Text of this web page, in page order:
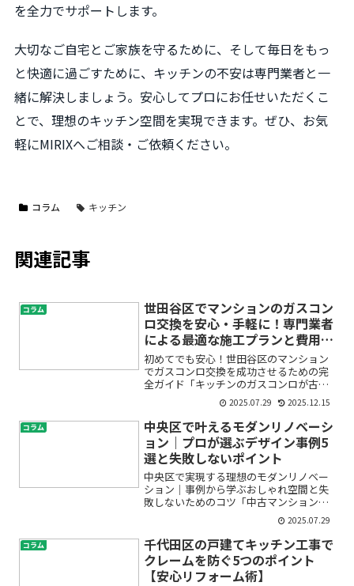
を全力でサポートします。
大切なご自宅とご家族を守るために、そして毎日をもっ
と快適に過ごすために、キッチンの不安は専門業者と一
緒に解決しましょう。安心してプロにお任せいただくこ
とで、理想のキッチン空間を実現できます。ぜひ、お気
軽にMIRIXへご相談・ご依頼ください。
コラム キッチン
関連記事
コラム
世田谷区でマンションのガスコン
ロ交換を安心・手軽に！専門業者
による最適な施工プランと費用相
場を解説
初めてでも安心！世田谷区のマンション
でガスコンロ交換を成功させるための完
全ガイド「キッチンのガスコンロが古く
なってきた」「火の付きが悪い」「最新
の設備にしたい」など、マンションのガ
スコンロ交換を検討し始めると、費用や
工事の手順、どこに相談す...
2025.07.29 2025.12.15
コラム
中央区で叶えるモダンリノベーシ
ョン｜プロが選ぶデザイン事例5
選と失敗しないポイント
中央区で実現する理想のモダンリノベー
ション｜事例から学ぶおしゃれ空間と失
敗しないためのコツ「中古マンションを
おしゃれに生まれ変わらせたい」「中央
区で洗練されたリノベーションをしたい
けど、何から始めていいか分からない」
「リフォーム会社選びや費...
2025.07.29
コラム
千代田区の戸建てキッチン工事で
クレームを防ぐ5つのポイント
【安心リフォーム術】